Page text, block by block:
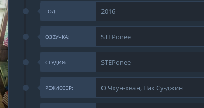
ГОД: 2016
ОЗВУЧКА: STEPonee
СТУДИЯ: STEPonee
РЕЖИССЕР: О Чхун-хван, Пак Су-джин